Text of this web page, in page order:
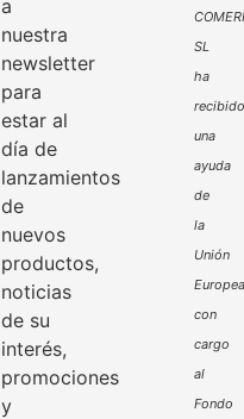
a
nuestra
newsletter
para
estar al
día de
lanzamientos
de
nuevos
productos,
noticias
de su
interés,
promociones
y
SL
ha
recibido
una
ayuda
de
la
Unión
Europea
con
cargo
al
Fondo